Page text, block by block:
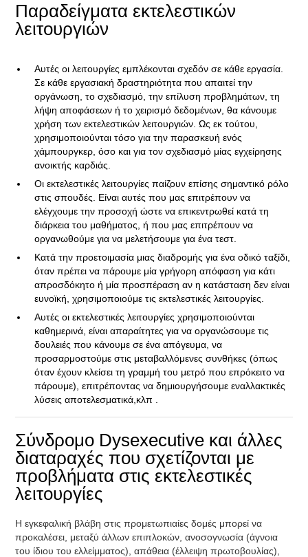
Παραδείγματα εκτελεστικών
λειτουργιών
Αυτές οι λειτουργίες εμπλέκονται σχεδόν σε κάθε εργασία.
Σε κάθε εργασιακή δραστηριότητα που απαιτεί την
οργάνωση, το σχεδιασμό, την επίλυση προβλημάτων, τη
λήψη αποφάσεων ή το χειρισμό δεδομένων, θα κάνουμε
χρήση των εκτελεστικών λειτουργιών. Ως εκ τούτου,
χρησιμοποιούνται τόσο για την παρασκευή ενός
χάμπουργκερ, όσο και για τον σχεδιασμό μίας εγχείρησης
ανοικτής καρδιάς.
Οι εκτελεστικές λειτουργίες παίζουν επίσης σημαντικό ρόλο
στις σπουδές. Είναι αυτές που μας επιτρέπουν να
ελέγχουμε την προσοχή ώστε να επικεντρωθεί κατά τη
διάρκεια του μαθήματος, ή που μας επιτρέπουν να
οργανωθούμε για να μελετήσουμε για ένα τεστ.
Κατά την προετοιμασία μιας διαδρομής για ένα οδικό ταξίδι,
όταν πρέπει να πάρουμε μία γρήγορη απόφαση για κάτι
απροσδόκητο ή μία προσπέραση αν η κατάσταση δεν είναι
ευνοϊκή, χρησιμοποιούμε τις εκτελεστικές λειτουργίες.
Αυτές οι εκτελεστικές λειτουργίες χρησιμοποιούνται
καθημερινά, είναι απαραίτητες για να οργανώσουμε τις
δουλειές που κάνουμε σε ένα απόγευμα, να
προσαρμοστούμε στις μεταβαλλόμενες συνθήκες (όπως
όταν έχουν κλείσει τη γραμμή του μετρό που επρόκειτο να
πάρουμε), επιτρέποντας να δημιουργήσουμε εναλλακτικές
λύσεις αποτελεσματικά,κλπ .
Σύνδρομο Dysexecutive και άλλες
διαταραχές που σχετίζονται με
προβλήματα στις εκτελεστικές
λειτουργίες
Η εγκεφαλική βλάβη στις προμετωπιαίες δομές μπορεί να
προκαλέσει, μεταξύ άλλων επιπλοκών, ανοσογνωσία (άγνοια
του ίδιου του ελλείμματος), απάθεια (έλλειψη πρωτοβουλίας),